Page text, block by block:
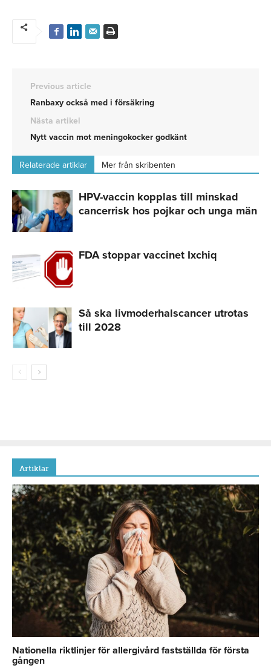
Previous article
Ranbaxy också med i försäkring
Nästa artikel
Nytt vaccin mot meningokocker godkänt
Relaterade artiklar Mer från skribenten
HPV-vaccin kopplas till minskad
cancerrisk hos pojkar och unga män
FDA stoppar vaccinet Ixchiq
Så ska livmoderhalscancer utrotas
till 2028
Artiklar
Nationella riktlinjer för allergivård fastställda för första
gången